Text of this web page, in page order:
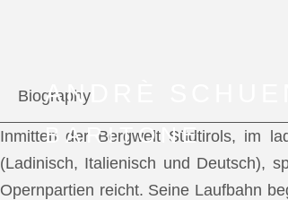
ANDRÈ
BARITONE
Biography
Inmitten der Bergwelt Südtirols, im
(Ladinisch, Italienisch und Deutsch),
Opernpartien reicht. Seine Laufbahn